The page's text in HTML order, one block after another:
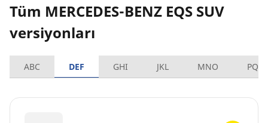
Tüm MERCEDES-BENZ EQS SUV
versiyonları
ABC DEF GHI JKL MNO PQRS